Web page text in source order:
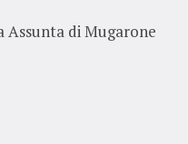
Assunta di Mugarone